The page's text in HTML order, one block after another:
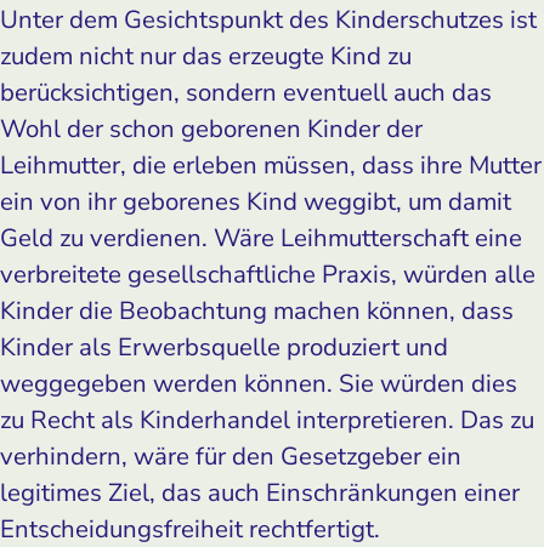
Unter dem Gesichtspunkt des Kinderschutzes ist
zudem nicht nur das erzeugte Kind zu
berücksichtigen, sondern eventuell auch das
Wohl der schon geborenen Kinder der
Leihmutter, die erleben müssen, dass ihre Mutter
ein von ihr geborenes Kind weggibt, um damit
Geld zu verdienen. Wäre Leihmutterschaft eine
verbreitete gesellschaftliche Praxis, würden alle
Kinder die Beobachtung machen können, dass
Kinder als Erwerbsquelle produziert und
weggegeben werden können. Sie würden dies
zu Recht als Kinderhandel interpretieren. Das zu
verhindern, wäre für den Gesetzgeber ein
legitimes Ziel, das auch Einschränkungen einer
Entscheidungsfreiheit rechtfertigt.